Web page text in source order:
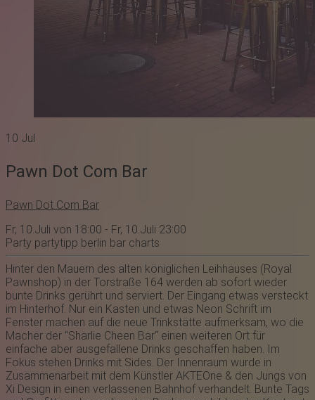
10 Jul
Pawn Dot Com Bar
Pawn Dot Com Bar
Fr, 10.Juli von 18:00 - Fr, 10.Juli 23:00
Party partytipp berlin bar charts
Hinter den Mauern des alten königlichen Leihhauses (Royal
Pawnshop) in der Torstraße 164 werden ab sofort wieder
bunte Drinks gerührt und serviert. Der Eingang etwas versteckt
im Hinterhof. Nur ein Kasten und etwas Neon Schrift im
Fenster machen auf die neue Trinkstätte aufmerksam, wo die
Macher der "Sharlie Cheen Bar“ einen weiteren Ort für
einfache aber ausgefallene Drinks geschaffen haben. Im
Fokus stehen Drinks mit Sides. Der Innenraum wurde in
Zusammenarbeit mit dem Künstler AKTEOne & den Jungs von
Xi Design in einen verlassenen Bahnhof verhandelt. Bunte Tags